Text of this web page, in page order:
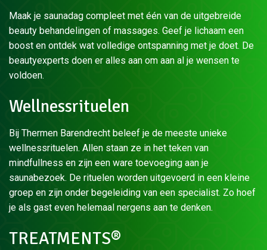
Maak je saunadag compleet met één van de uitgebreide
beauty behandelingen of massages. Geef je lichaam een
boost en ontdek wat volledige ontspanning met je doet. De
beautyexperts doen er alles aan om aan al je wensen te
voldoen.
Wellnessrituelen
Bij Thermen Barendrecht beleef je de meeste unieke
wellnessrituelen. Allen staan ze in het teken van
mindfullness en zijn een ware toevoeging aan je
saunabezoek. De rituelen worden uitgevoerd in een kleine
groep en zijn onder begeleiding van een specialist. Zo hoef
je als gast even helemaal nergens aan te denken.
TREATMENTS®